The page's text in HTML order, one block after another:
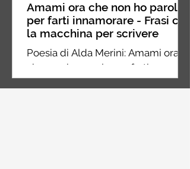
Amami ora che non ho parole
per farti innamorare - Frasi con
la macchina per scrivere
Poesia di Alda Merini: Amami ora
che non ho parole per farti